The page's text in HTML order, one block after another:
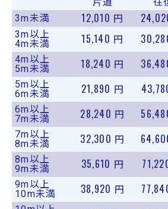
3m未満
12,010 円
3m以上
4m未満
15,140 円
4m以上
5m未満
18,240 円
5m以上
6m未満
21,890 円
6m以上
7m未満
28,240 円
7m以上
8m未満
32,300 円
8m以上
9m未満
35,610 円
9m以上
10m未満
38,920 円